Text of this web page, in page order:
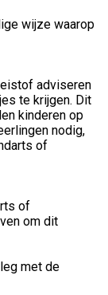
wijze waarop
adviseren
te krijgen. Dit
kinderen op
nodig,
of
of
om dit
met de